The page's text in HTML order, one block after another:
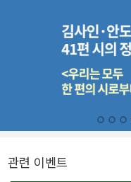
관련 이벤트